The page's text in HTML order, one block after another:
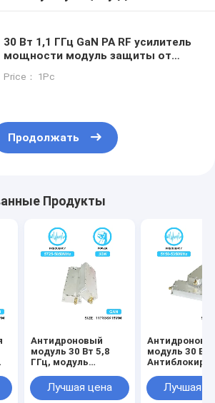
30 Вт 1,1 ГГц GaN PA RF усилитель
мощности модуль защиты от
система подавления помех
изолятором
Price： 1Pc
Продолжать
Продукты
Антидроновый
модуль 30 Вт 5,8
ГГц, модуль
сигнала БПЛА с
GAN и
Лучшая цена
модуль 30 Вт
ГАН иЛучшая